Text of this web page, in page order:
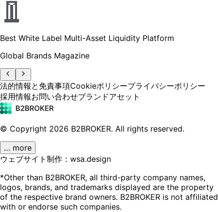
Best White Label Multi-Asset Liquidity Platform
Global Brands Magazine
法的情報と免責事項Cookieポリシープライバシーポリシー
採用情報お問い合わせブランドアセット
© Copyright 2026 B2BROKER. All rights reserved.
… more
ウェブサイト制作：wsa.design
*Other than B2BROKER, all third-party company names,
logos, brands, and trademarks displayed are the property
of the respective brand owners. B2BROKER is not affiliated
with or endorse such companies.